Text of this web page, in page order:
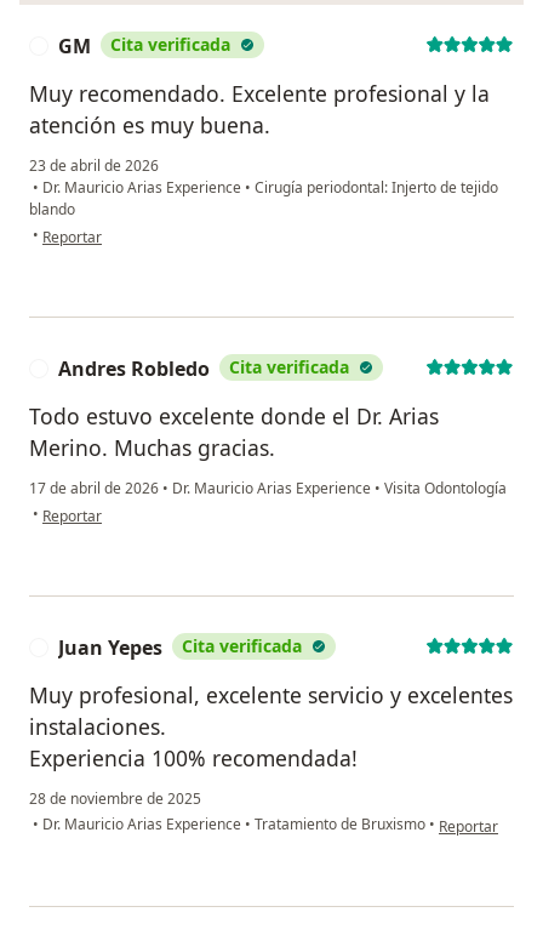
GM Cita verificada
Muy recomendado. Excelente profesional y la
atención es muy buena.
23 de abril de 2026
• Dr. Mauricio Arias Experience • Cirugía periodontal: Injerto de tejido
blando
• en opinión del usuario GM
Reportar
Andres Robledo Cita verificada
Todo estuvo excelente donde el Dr. Arias
Merino. Muchas gracias.
17 de abril de 2026 • Dr. Mauricio Arias Experience • Visita Odontología
• en opinión del usuario Andres Robledo
Reportar
Juan Yepes Cita verificada
Muy profesional, excelente servicio y excelentes
instalaciones.
Experiencia 100% recomendada!
28 de noviembre de 2025
• Dr. Mauricio Arias Experience • Tratamiento de Bruxismo • en opinión del
Reportar